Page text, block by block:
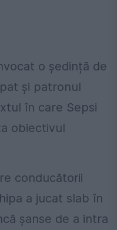
o ședință de
și patronul
în care Sepsi
obiectivul
conducătorii
a jucat slab în
șanse de a intra